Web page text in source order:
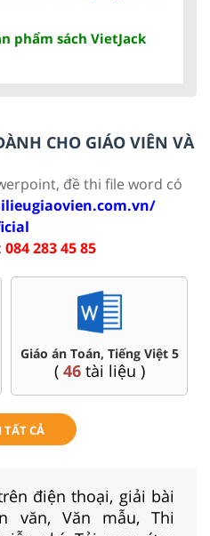
phẩm sách VietJack
CHO GIÁO VIÊN VÀ
đề thi file word có
084 283 45 85
Giáo án Toán, Tiếng Việt 5
(46tài liệu )
TẤT CẢ
điện thoại, giải bài
văn, Văn mẫu, Thi